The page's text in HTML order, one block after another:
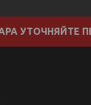
УТОЧНЯЙТЕ